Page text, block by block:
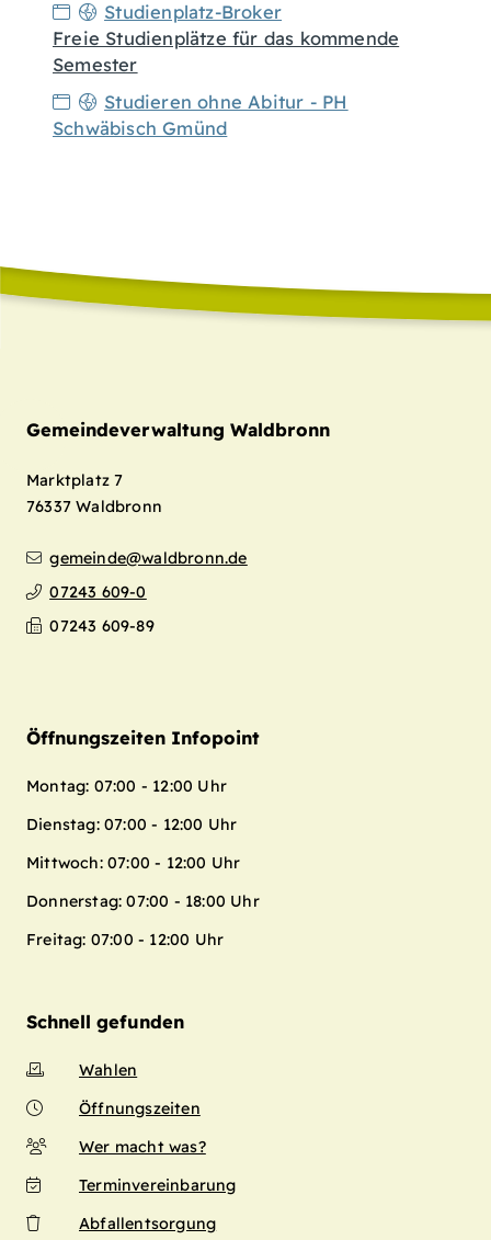
Studienplatz-Broker
Freie Studienplätze für das kommende
Semester
Studieren ohne Abitur - PH
Schwäbisch Gmünd
Gemeindeverwaltung Waldbronn
Marktplatz 7
76337 Waldbronn
gemeinde@waldbronn.de
07243 609-0
07243 609-89
Öffnungszeiten Infopoint
Montag: 07:00 - 12:00 Uhr
Dienstag: 07:00 - 12:00 Uhr
Mittwoch: 07:00 - 12:00 Uhr
Donnerstag: 07:00 - 18:00 Uhr
Freitag: 07:00 - 12:00 Uhr
Schnell gefunden
Wahlen
Öffnungszeiten
Wer macht was?
Terminvereinbarung
Abfallentsorgung